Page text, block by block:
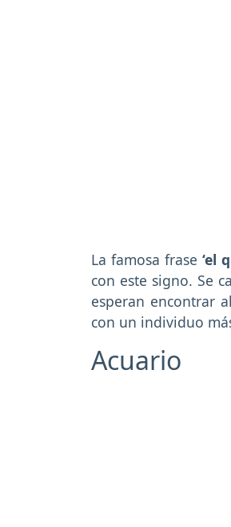
La famosa frase ‘el
con este signo. Se
esperan encontrar
con un individuo
Acuario